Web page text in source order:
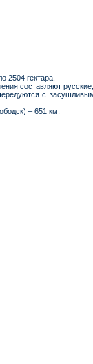
2504 гектара.
составляют
с
– 651 км.